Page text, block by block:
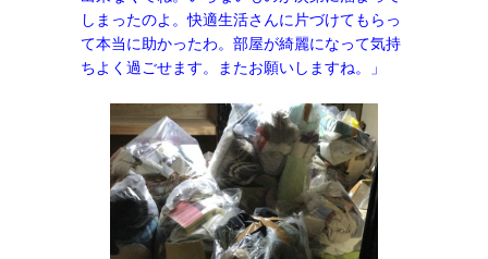
しまったのよ。快適生活さんに片づけてもらっ
て本当に助かったわ。部屋が綺麗になって気持
ちよく過ごせます。またお願いしますね。」